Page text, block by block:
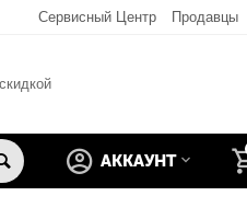
Сервисный Центр Продавцы
АККАУНТ